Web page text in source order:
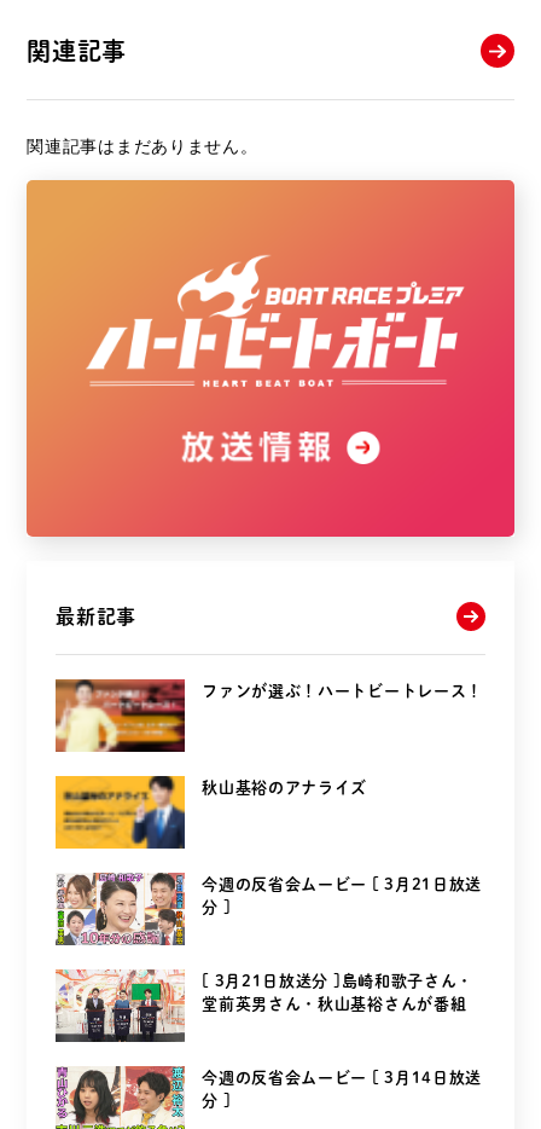
関連記事
関連記事はまだありません。
最新記事
ファンが選ぶ！ハートビートレース！
秋山基裕のアナライズ
今週の反省会ムービー [ 3月21日放送
分 ]
[ 3月21日放送分 ]島崎和歌子さん・
堂前英男さん・秋山基裕さんが番組
今週の反省会ムービー [ 3月14日放送
分 ]